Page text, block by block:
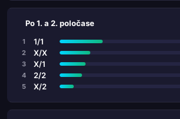
Po 1. a 2. poločase
1 1/1
2 X/X
3 X/1
4 2/2
5 X/2